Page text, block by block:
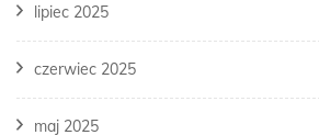
lipiec 2025
czerwiec 2025
maj 2025